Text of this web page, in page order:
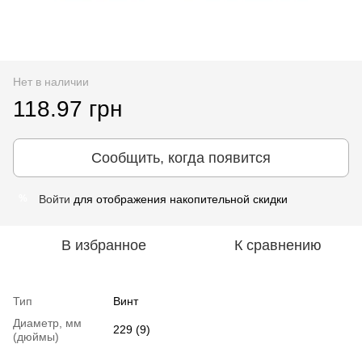
Нет в наличии
118.97 грн
Сообщить, когда появится
Войти для отображения накопительной скидки
В избранное К сравнению
Тип
Винт
Диаметр, мм
(дюймы)
229 (9)